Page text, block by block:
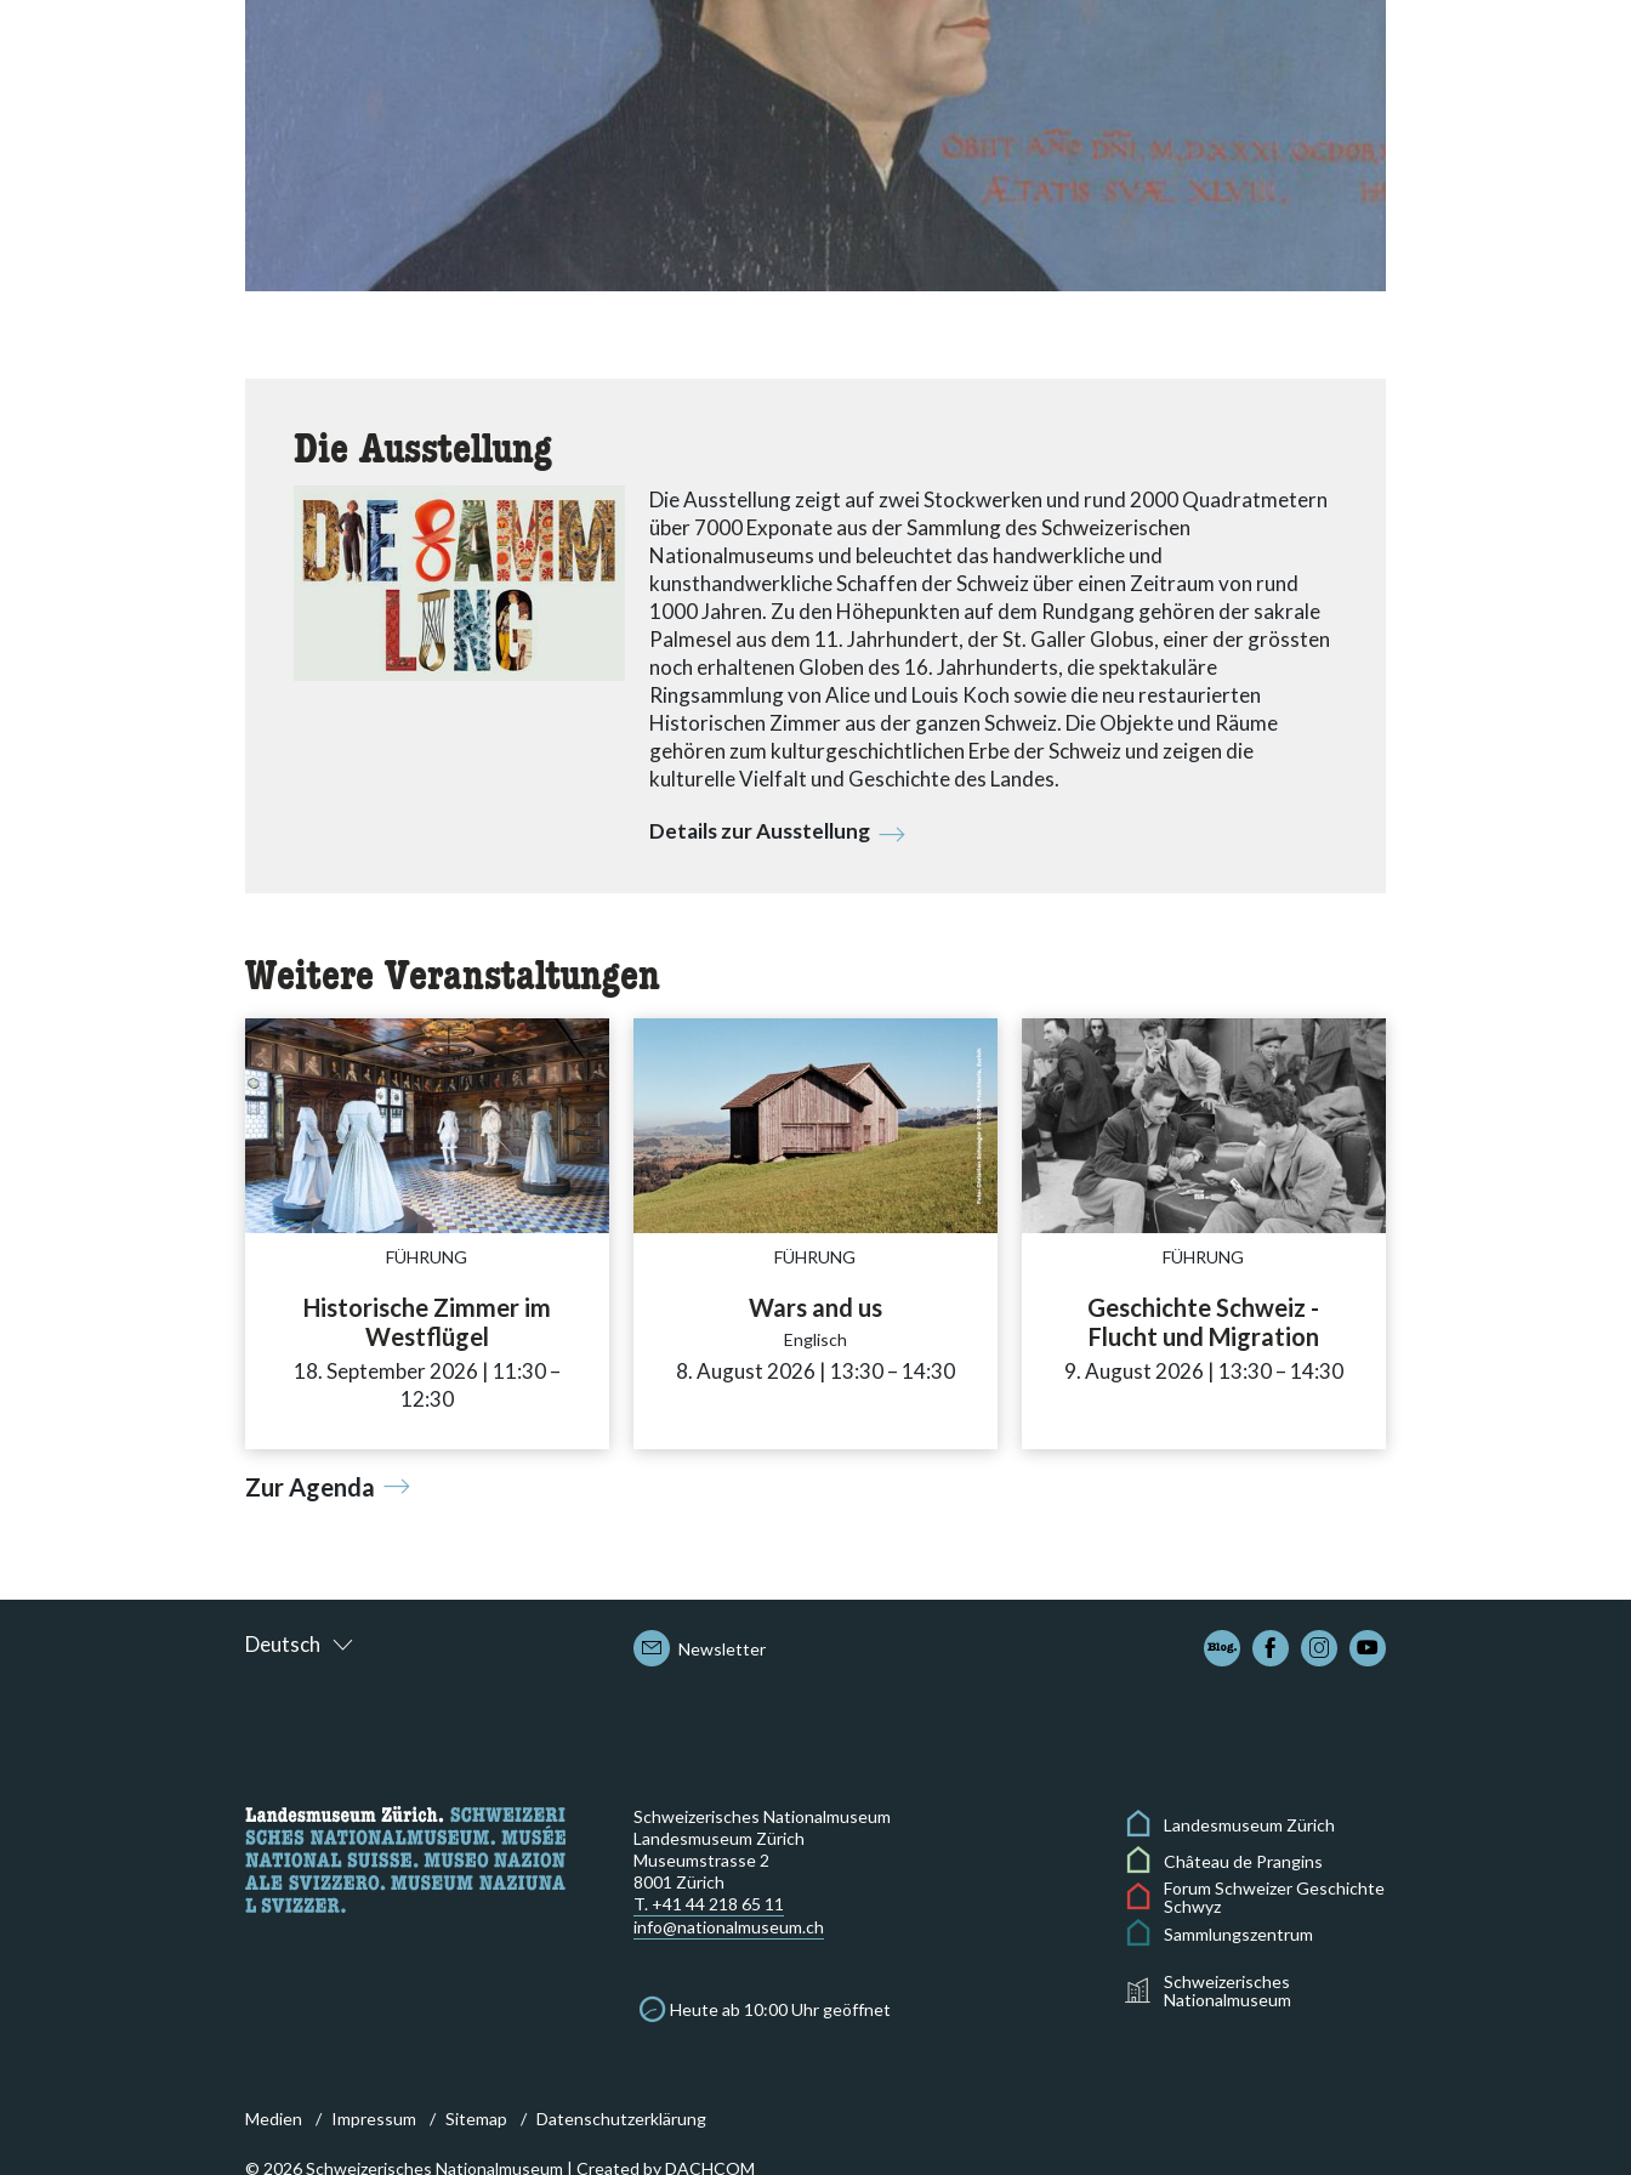
Die Ausstellung
Die Ausstellung zeigt auf zwei Stockwerken und rund 2000 Quadratmetern
über 7000 Exponate aus der Sammlung des Schweizerischen
Nationalmuseums und beleuchtet das handwerkliche und
kunsthandwerkliche Schaffen der Schweiz über einen Zeitraum von rund
1000 Jahren. Zu den Höhepunkten auf dem Rundgang gehören der sakrale
Palmesel aus dem 11. Jahrhundert, der St. Galler Globus, einer der grössten
noch erhaltenen Globen des 16. Jahrhunderts, die spektakuläre
Ringsammlung von Alice und Louis Koch sowie die neu restaurierten
Historischen Zimmer aus der ganzen Schweiz. Die Objekte und Räume
gehören zum kulturgeschichtlichen Erbe der Schweiz und zeigen die
kulturelle Vielfalt und Geschichte des Landes.
Details zur Ausstellung
Weitere Veranstaltungen
FÜHRUNG
Historische Zimmer im
Westflügel
18. September 2026 | 11:30accessibility.time_to
–
12:30
FÜHRUNG
Wars and us
Englisch
8. August 2026 | 13:30accessibility.time_to
– 14:30
FÜHRUNG
Geschichte Schweiz -
Flucht und Migration
9. August 2026 | 13:30accessibility.time_to
– 14:30
Zur Agenda
Deutsch Newsletter
Schweizerisches Nationalmuseum
Landesmuseum Zürich
Museumstrasse 2
8001 Zürich
T. +41 44 218 65 11
info@nationalmuseum.ch
Heute ab 10:00 Uhr geöffnet
Landesmuseum Zürich
Château de Prangins
Forum Schweizer Geschichte
Schwyz
Sammlungszentrum
Schweizerisches
Nationalmuseum
Medien Impressum Sitemap Datenschutzerklärung
© 2026 Schweizerisches Nationalmuseum | Created byDACHCOM